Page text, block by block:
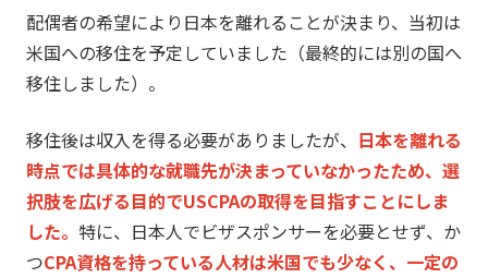
配偶者の希望により日本を離れることが決まり、 当初は
米国への移住を予定していました（最終的には別の国へ
移住しました）。
移住後は収入を得る必要がありましたが、 日本を離れる
時点では具体的な就職先が決まっていなかったため、 選
択肢を広げる目的でUSCPAの取得を目指すことにしま
した。 特に、日本人でビザスポンサーを必要とせず、 か
つCPA資格を持っている人材は米国でも少なく、 一定の